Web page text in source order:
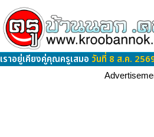
เราอยู่เคียงคู่คุณครูเสมอ วันที่ 8 ส.ค.